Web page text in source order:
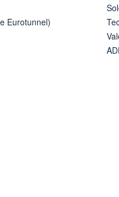
Eurotunnel)